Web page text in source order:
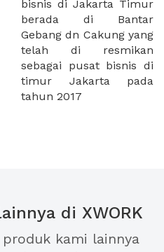
tahun 2017
di XWORK
kami lainnya